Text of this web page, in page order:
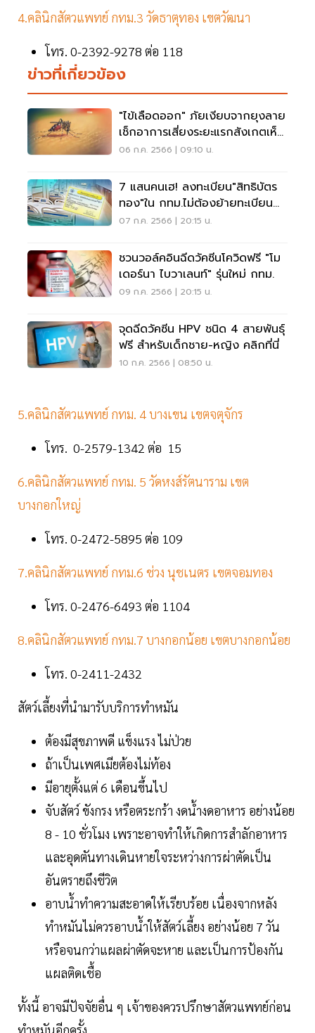
4.คลินิกสัตวแพทย์ กทม.3 วัดธาตุทอง เขตวัฒนา
โทร. 0-2392-9278 ต่อ 118
ข่าวที่เกี่ยวข้อง
"ไข้เลือดออก" ภัยเงียบจากยุงลาย
เช็กอาการเสี่ยงระยะแรกสังเกตเห็น
ได้
06 ก.ค. 2566 | 09:10 น.
7 แสนคนเฮ! ลงทะเบียน"สิทธิบัตร
ทอง"ใน กทม.ไม่ต้องย้ายทะเบียน
บ้าน
07 ก.ค. 2566 | 20:15 น.
ชวนวอล์คอินฉีดวัคซีนโควิดฟรี "โม
เดอร์นา ไบวาเลนท์" รุ่นใหม่ กทม.
09 ก.ค. 2566 | 20:15 น.
จุดฉีดวัคซีน HPV ชนิด 4 สายพันธุ์
ฟรี สำหรับเด็กชาย-หญิง คลิกที่นี่
10 ก.ค. 2566 | 08:50 น.
5.คลินิกสัตวแพทย์ กทม. 4 บางเขน เขตจตุจักร
โทร. 0-2579-1342 ต่อ 15
6.คลินิกสัตวแพทย์ กทม. 5 วัดหงส์รัตนาราม เขต
บางกอกใหญ่
โทร. 0-2472-5895 ต่อ 109
7.คลินิกสัตวแพทย์ กทม.6 ช่วง นุชเนตร เขตจอมทอง
โทร. 0-2476-6493 ต่อ 1104
8.คลินิกสัตวแพทย์ กทม.7 บางกอกน้อย เขตบางกอกน้อย
โทร. 0-2411-2432
สัตว์เลี้ยงที่นำมารับบริการทำหมัน
ต้องมีสุขภาพดี แข็งแรง ไม่ป่วย
ถ้าเป็นเพศเมียต้องไม่ท้อง
มีอายุตั้งแต่ 6 เดือนขึ้นไป
จับสัตว์ ขังกรง หรือตระกร้า งดน้ำงดอาหาร อย่างน้อย
8 - 10 ชั่วโมง เพราะอาจทำให้เกิดการสำลักอาหาร
และอุดตันทางเดินหายใจระหว่างการผ่าตัดเป็น
อันตรายถึงชีวิต
อาบน้ำทำความสะอาดให้เรียบร้อย เนื่องจากหลัง
ทำหมันไม่ควรอาบน้ำให้สัตว์เลี้ยง อย่างน้อย 7 วัน
หรือจนกว่าแผลผ่าตัดจะหาย และเป็นการป้องกัน
แผลติดเชื้อ
ทั้งนี้ อาจมีปัจจัยอื่น ๆ เจ้าของควรปรึกษาสัตวแพทย์ก่อน